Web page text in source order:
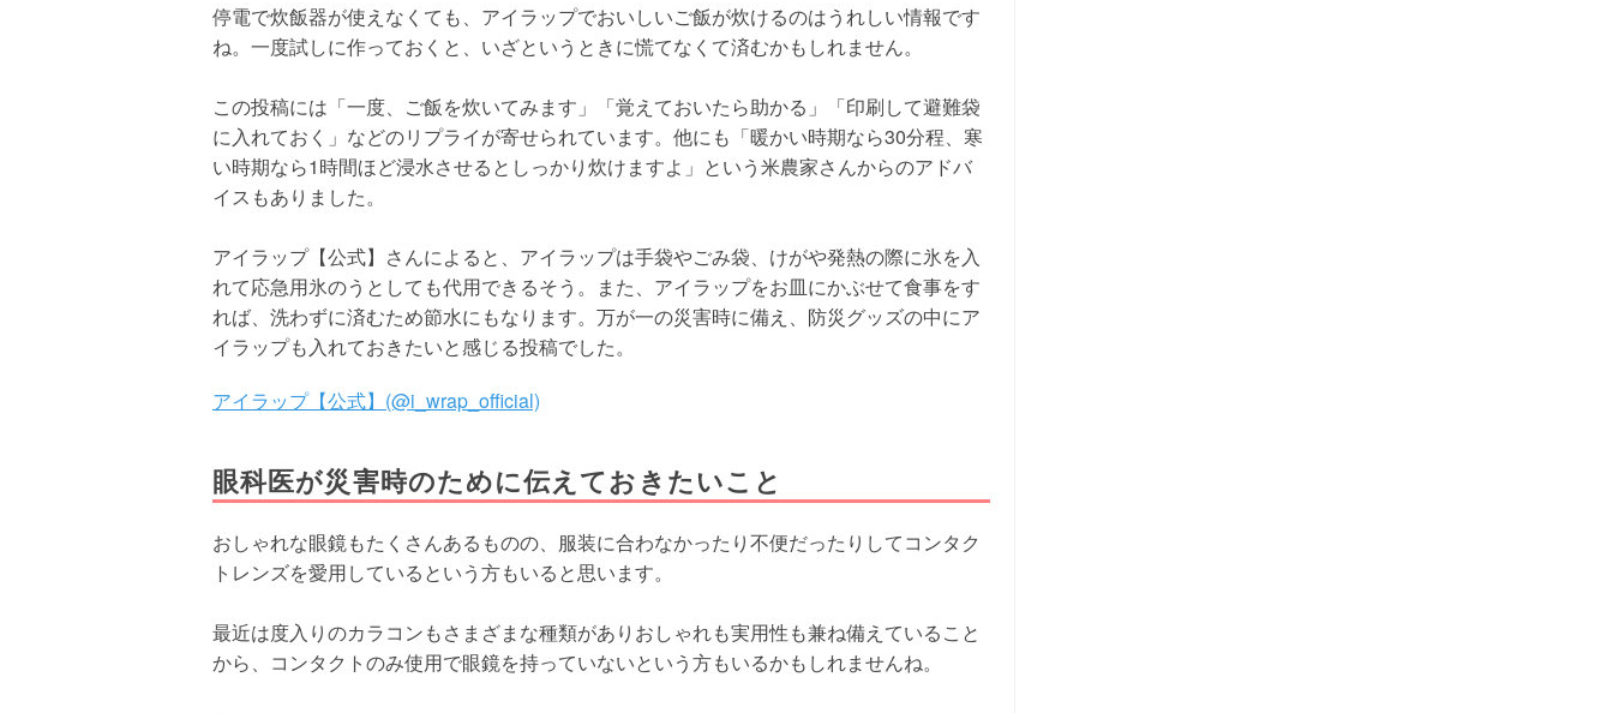
停電で炊飯器が使えなくても、アイラップでおいしいご飯が炊けるのはうれしい情報です
ね。一度試しに作っておくと、いざというときに慌てなくて済むかもしれません。
この投稿には「一度、ご飯を炊いてみます」「覚えておいたら助かる」「印刷して避難袋
に入れておく」などのリプライが寄せられています。他にも「暖かい時期なら30分程、寒
い時期なら1時間ほど浸水させるとしっかり炊けますよ」という米農家さんからのアドバ
イスもありました。
アイラップ【公式】さんによると、アイラップは手袋やごみ袋、けがや発熱の際に氷を入
れて応急用氷のうとしても代用できるそう。また、アイラップをお皿にかぶせて食事をす
れば、洗わずに済むため節水にもなります。万が一の災害時に備え、防災グッズの中にア
イラップも入れておきたいと感じる投稿でした。
アイラップ【公式】(@i_wrap_official)
眼科医が災害時のために伝えておきたいこと
おしゃれな眼鏡もたくさんあるものの、服装に合わなかったり不便だったりしてコンタク
トレンズを愛用しているという方もいると思います。
最近は度入りのカラコンもさまざまな種類がありおしゃれも実用性も兼ね備えていること
から、コンタクトのみ使用で眼鏡を持っていないという方もいるかもしれませんね。